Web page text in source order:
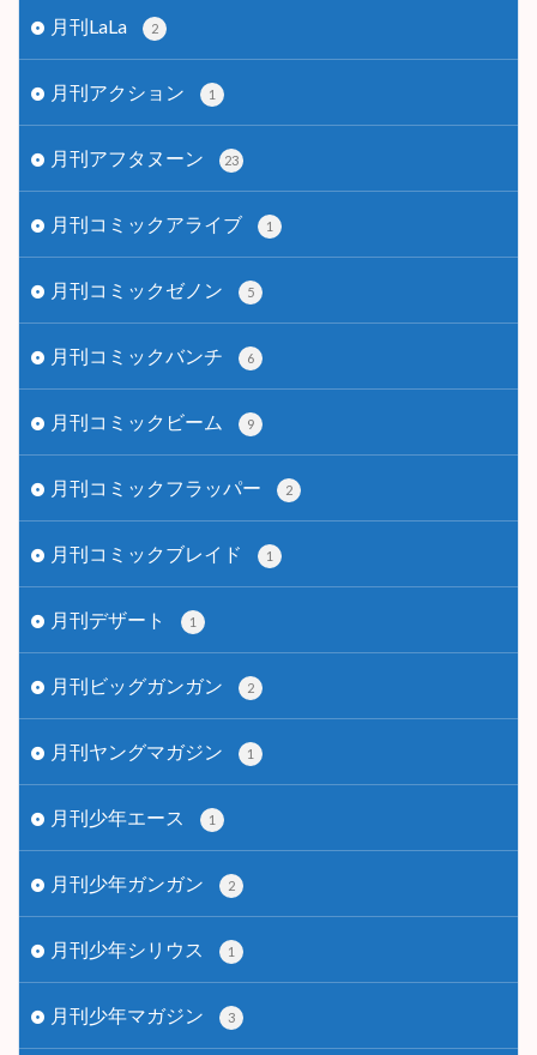
月刊LaLa 2
月刊アクション 1
月刊アフタヌーン 23
月刊コミックアライブ 1
月刊コミックゼノン 5
月刊コミックバンチ 6
月刊コミックビーム 9
月刊コミックフラッパー 2
月刊コミックブレイド 1
月刊デザート 1
月刊ビッグガンガン 2
月刊ヤングマガジン 1
月刊少年エース 1
月刊少年ガンガン 2
月刊少年シリウス 1
月刊少年マガジン 3